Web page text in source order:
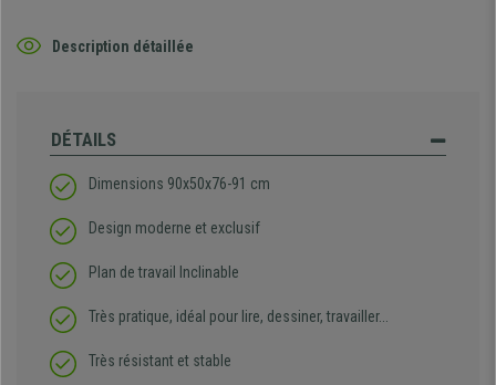
Description détaillée
DÉTAILS
Dimensions 90x50x76-91 cm
Design moderne et exclusif
Plan de travail Inclinable
Très pratique, idéal pour lire, dessiner, travailler...
Très résistant et stable